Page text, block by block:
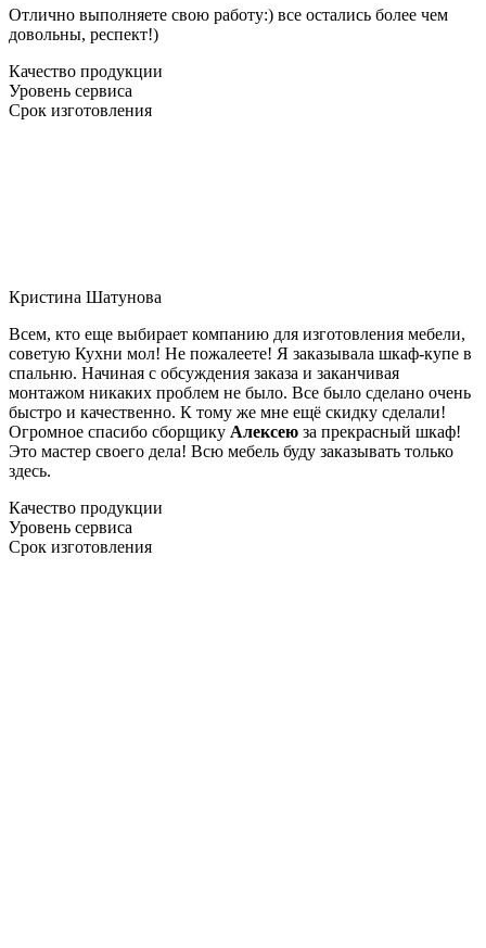
Отлично выполняете свою работу:) все остались более чем
довольны, респект!)
Качество продукции
Уровень сервиса
Срок изготовления
Кристина Шатунова
Всем, кто еще выбирает компанию для изготовления мебели,
советую Кухни мол! Не пожалеете! Я заказывала шкаф-купе в
спальню. Начиная с обсуждения заказа и заканчивая
монтажом никаких проблем не было. Все было сделано очень
быстро и качественно. К тому же мне ещё скидку сделали!
Огромное спасибо сборщику Алексею за прекрасный шкаф!
Это мастер своего дела! Всю мебель буду заказывать только
здесь.
Качество продукции
Уровень сервиса
Срок изготовления